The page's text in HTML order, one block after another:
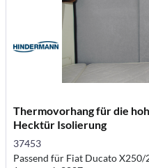
Thermovorhang für die
Hecktür Isolierung
37453
Passend für Fiat Ducato